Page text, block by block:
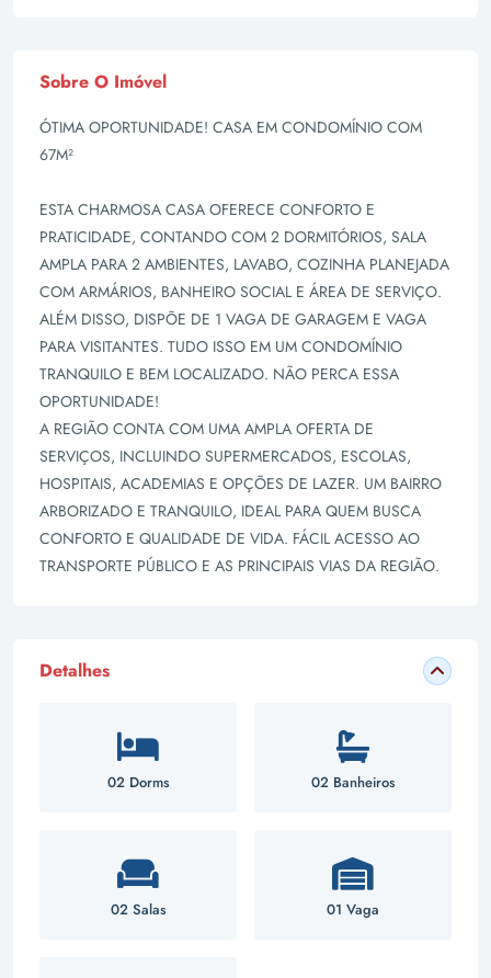
Sobre O Imóvel
ÓTIMA OPORTUNIDADE! CASA EM CONDOMÍNIO COM
67M²
ESTA CHARMOSA CASA OFERECE CONFORTO E
PRATICIDADE, CONTANDO COM 2 DORMITÓRIOS, SALA
AMPLA PARA 2 AMBIENTES, LAVABO, COZINHA PLANEJADA
COM ARMÁRIOS, BANHEIRO SOCIAL E ÁREA DE SERVIÇO.
ALÉM DISSO, DISPÕE DE 1 VAGA DE GARAGEM E VAGA
PARA VISITANTES. TUDO ISSO EM UM CONDOMÍNIO
TRANQUILO E BEM LOCALIZADO. NÃO PERCA ESSA
OPORTUNIDADE!
A REGIÃO CONTA COM UMA AMPLA OFERTA DE
SERVIÇOS, INCLUINDO SUPERMERCADOS, ESCOLAS,
HOSPITAIS, ACADEMIAS E OPÇÕES DE LAZER. UM BAIRRO
ARBORIZADO E TRANQUILO, IDEAL PARA QUEM BUSCA
CONFORTO E QUALIDADE DE VIDA. FÁCIL ACESSO AO
TRANSPORTE PÚBLICO E AS PRINCIPAIS VIAS DA REGIÃO.
Detalhes
02 Dorms 02 Banheiros
02 Salas 01 Vaga